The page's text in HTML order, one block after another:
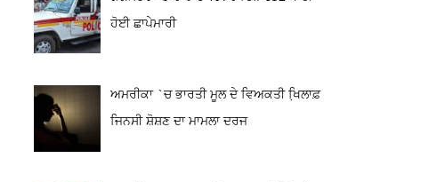
ਹੋਈ ਛਾਪੇਮਾਰੀ
ਅਮਰੀਕਾ `ਚ ਭਾਰਤੀ ਮੂਲ ਦੇ ਵਿਅਕਤੀ ਖਿ਼ਲਾਫ਼
ਜਿਨਸੀ ਸ਼ੋਸ਼ਣ ਦਾ ਮਾਮਲਾ ਦਰਜ